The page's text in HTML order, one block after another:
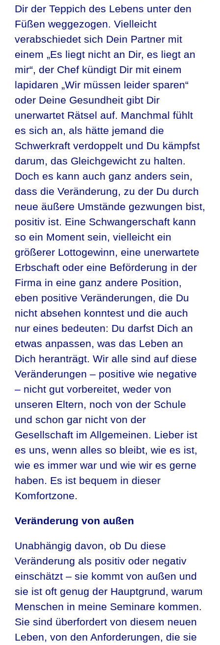
Dir der Teppich des Lebens unter den
Füßen weggezogen. Vielleicht
verabschiedet sich Dein Partner mit
einem „Es liegt nicht an Dir, es liegt an
mir“, der Chef kündigt Dir mit einem
lapidaren „Wir müssen leider sparen“
oder Deine Gesundheit gibt Dir
unerwartet Rätsel auf. Manchmal fühlt
es sich an, als hätte jemand die
Schwerkraft verdoppelt und Du kämpfst
darum, das Gleichgewicht zu halten.
Doch es kann auch ganz anders sein,
dass die Veränderung, zu der Du durch
neue äußere Umstände gezwungen bist,
positiv ist. Eine Schwangerschaft kann
so ein Moment sein, vielleicht ein
größerer Lottogewinn, eine unerwartete
Erbschaft oder eine Beförderung in der
Firma in eine ganz andere Position,
eben positive Veränderungen, die Du
nicht absehen konntest und die auch
nur eines bedeuten: Du darfst Dich an
etwas anpassen, was das Leben an
Dich heranträgt. Wir alle sind auf diese
Veränderungen – positive wie negative
– nicht gut vorbereitet, weder von
unseren Eltern, noch von der Schule
und schon gar nicht von der
Gesellschaft im Allgemeinen. Lieber ist
es uns, wenn alles so bleibt, wie es ist,
wie es immer war und wie wir es gerne
haben. Es ist bequem in dieser
Komfortzone.
Veränderung von außen
Unabhängig davon, ob Du diese
Veränderung als positiv oder negativ
einschätzt – sie kommt von außen und
sie ist oft genug der Hauptgrund, warum
Menschen in meine Seminare kommen.
Sie sind überfordert von diesem neuen
Leben, von den Anforderungen, die sie